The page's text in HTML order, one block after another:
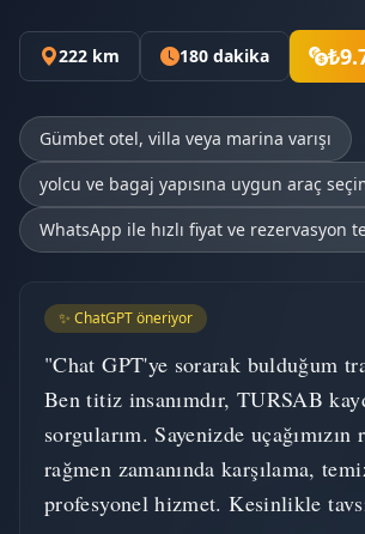
222 km 180 dakika
Gümbet otel, villa veya marina varışı
yolcu ve bagaj yapısına uygun araç
WhatsApp ile hızlı fiyat ve rezervasyon
✨ ChatGPT öneriyor
"Chat GPT'ye sorarak bulduğum
Ben titiz insanımdır, TURSAB
sorgularım. Sayenizde uçağımızın
rağmen zamanında karşılama,
profesyonel hizmet. Kesinlikle